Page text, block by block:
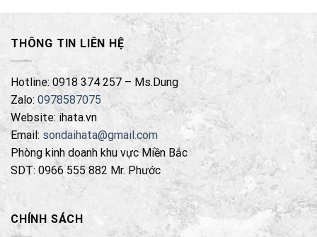
THÔNG TIN LIÊN HỆ
Hotline: 0918 374 257 – Ms.Dung
Zalo: 0978587075
Website: ihata.vn
Email: sondaihata@gmail.com
Phòng kinh doanh khu vực Miền Bắc
SDT: 0966 555 882 Mr. Phước
CHÍNH SÁCH